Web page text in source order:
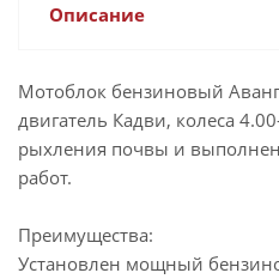
Описание
Мотоблок бензиновый
двигатель Кадви, колеса
рыхления почвы и
работ.
Преимущества:
Установлен мощный